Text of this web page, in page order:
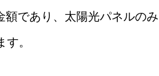
であり、太陽光パネルのみ
。